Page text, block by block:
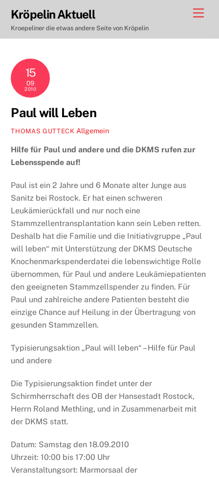
content
Kröpelin Aktuell
Kroepeliner die etwas andere Seite von Kröpelin
15
09
2010
Paul will Leben
THOMAS GUTTECK Allgemein
Hilfe für Paul und andere und die DKMS rufen zur
Lebensspende auf!
Paul ist ein 2 Jahre und 6 Monate alter Junge aus
Sanitz bei Rostock. Er hat einen schweren
Leukämierückfall und nur noch eine
Stammzellentransplantation kann sein Leben retten.
Deshalb hat die Familie und die Initiativgruppe „Paul
will leben“ mit Unterstützung der DKMS Deutsche
Knochenmarkspenderdatei die lebenswichtige Rolle
übernommen, für Paul und andere Leukämiepatienten
den geeigneten Stammzellspender zu finden. Für
Paul und zahlreiche andere Patienten besteht die
einzige Chance auf Heilung in der Übertragung von
gesunden Stammzellen.
Typisierungsaktion „Paul will leben“ – Hilfe für Paul
und andere
Die Typisierungsaktion findet unter der
Schirmherrschaft des OB der Hansestadt Rostock,
Herrn Roland Methling, und in Zusammenarbeit mit
der DKMS statt.
Datum: Samstag den 18.09.2010
Uhrzeit: 10:00 bis 17:00 Uhr
Veranstaltungsort: Marmorsaal der